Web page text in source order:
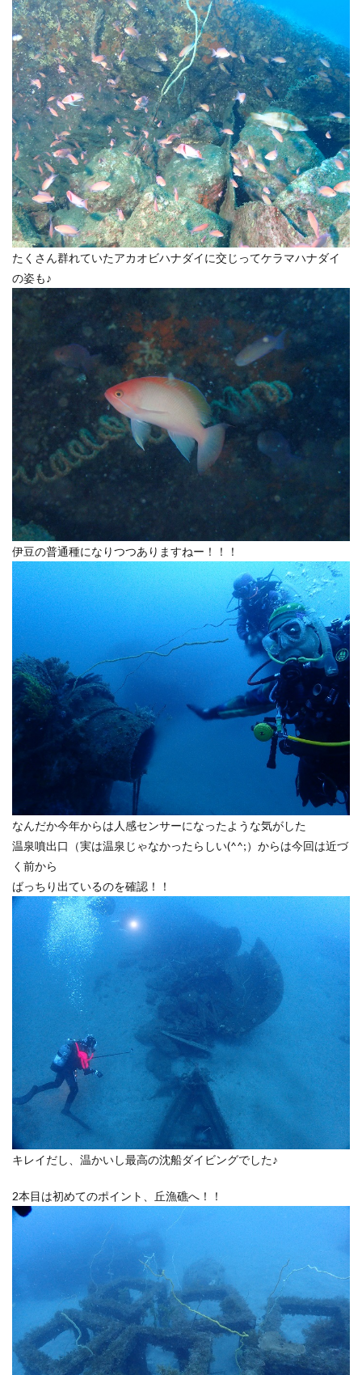
たくさん群れていたアカオビハナダイに交じってケラマハナダイ
の姿も♪
伊豆の普通種になりつつありますねー！！！
なんだか今年からは人感センサーになったような気がした
温泉噴出口（実は温泉じゃなかったらしい(^^;）からは今回は近づ
く前から
ばっちり出ているのを確認！！
キレイだし、温かいし最高の沈船ダイビングでした♪
2本目は初めてのポイント、丘漁礁へ！！